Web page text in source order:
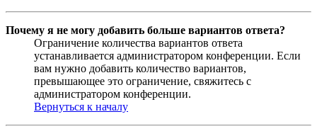
Почему я не могу добавить больше вариантов ответа?
Ограничение количества вариантов ответа
устанавливается администратором конференции. Если
вам нужно добавить количество вариантов,
превышающее это ограничение, свяжитесь с
администратором конференции.
Вернуться к началу